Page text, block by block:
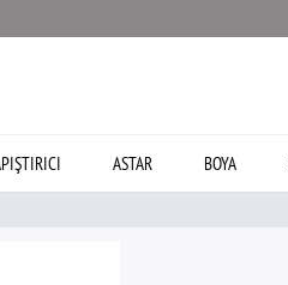
ASTAR BOYA